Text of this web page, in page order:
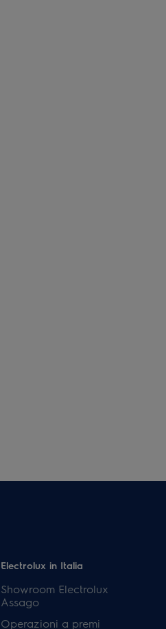
Electrolux in Italia
Showroom Electrolux
Assago
Operazioni a premi